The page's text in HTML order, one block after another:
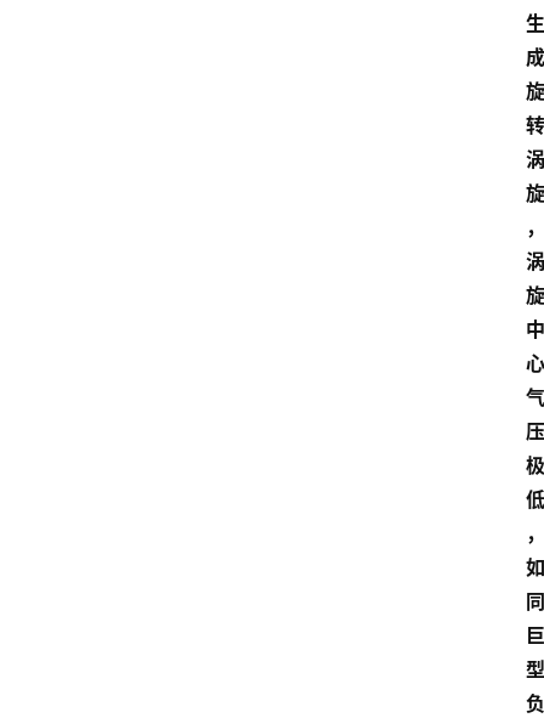
生
成
旋
转
涡
旋
，
涡
旋
中
心
气
压
极
低
，
如
同
巨
型
负